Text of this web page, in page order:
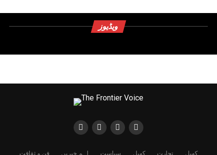
ویڈیوز
فن و ثقافت اہم خبریں سیاست کھیل تجارت کھیل